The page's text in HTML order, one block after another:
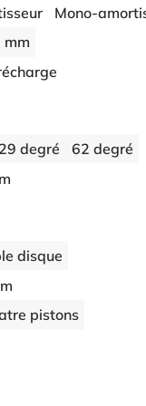
Mono-
mm
29 degré
62 degré
disque
pistons